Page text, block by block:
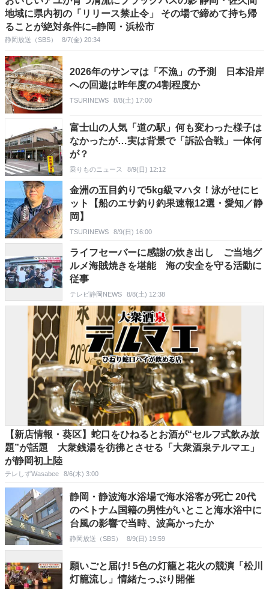
地域に県内初の「リリース禁止令」 その場で締めて持ち帰
ることが絶対条件に=静岡・浜松市
静岡放送（SBS） 8/7(金) 20:34
2026年のサンマは「不漁」の予測 日本沿岸
への回遊は昨年度の4割程度か
TSURINEWS 8/8(土) 17:00
富士山の人気「道の駅」何も変わった様子は
なかったが…実は背景で「訴訟合戦」一体何
が？
乗りものニュース 8/9(日) 12:12
金洲の五目釣りで5kg級マハタ！泳がせにヒ
ット【船のエサ釣り釣果速報12選・愛知／静
岡】
TSURINEWS 8/9(日) 16:00
ライフセーバーに感謝の炊き出し ご当地グ
ルメ海賊焼きを堪能 海の安全を守る活動に
従事
テレビ静岡NEWS 8/8(土) 12:38
【新店情報・葵区】蛇口をひねるとお酒が“セルフ式飲み放
題”が話題 大衆銭湯を彷彿とさせる「大衆酒泉テルマエ」
が静岡初上陸
テレしずWasabee 8/6(木) 3:00
静岡・静波海水浴場で海水浴客が死亡 20代
のベトナム国籍の男性がいとこと海水浴中に
台風の影響で当時、波高かったか
静岡放送（SBS） 8/9(日) 19:59
願いごと届け! 5色の灯籠と花火の競演「松川
灯籠流し」情緒たっぷり開催